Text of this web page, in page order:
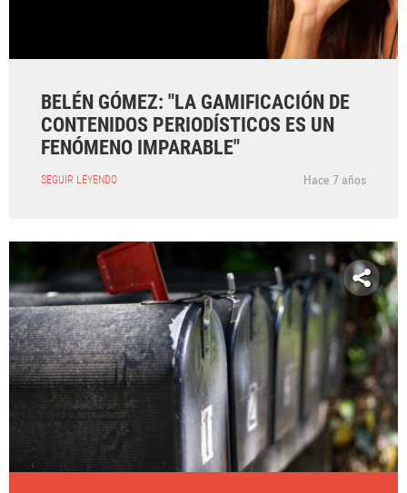
BELÉN GÓMEZ: "LA GAMIFICACIÓN DE
CONTENIDOS PERIODÍSTICOS ES UN
FENÓMENO IMPARABLE"
SEGUIR LEYENDO Hace 7 años